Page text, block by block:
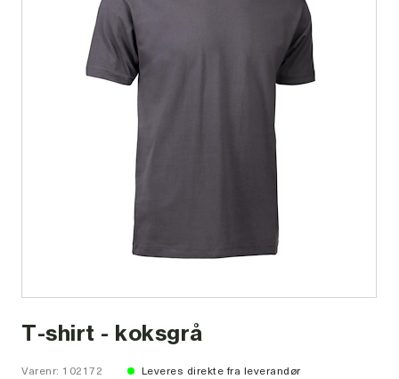
T-shirt - koksgrå
Varenr: 102172 Leveres direkte fra leverandør